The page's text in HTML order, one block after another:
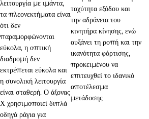
λειτουργία με ιμάντα,
τα πλεονεκτήματα είναι
ότι δεν
παραμορφώνονται
εύκολα, η οπτική
διαδρομή δεν
εκτρέπεται εύκολα και
η συνολική λειτουργία
είναι σταθερή. Ο άξονας
Χ χρησιμοποιεί διπλά
οδηγά ράγια για
ταχύτητα εξόδου και
την αδράνεια του
κινητήρα κίνησης, ενώ
αυξάνει τη ροπή και την
ικανότητα φόρτισης,
προκειμένου να
επιτευχθεί το ιδανικό
αποτέλεσμα
μετάδοσης